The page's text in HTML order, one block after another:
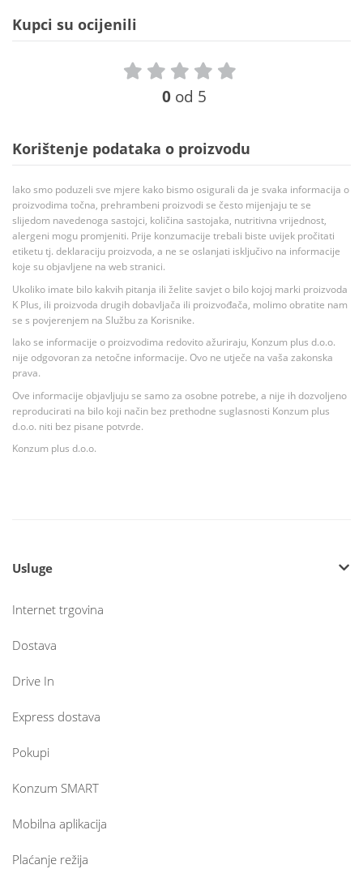
Kupci su ocijenili
0 od 5
Korištenje podataka o proizvodu
Iako smo poduzeli sve mjere kako bismo osigurali da je svaka informacija o
proizvodima točna, prehrambeni proizvodi se često mijenjaju te se
slijedom navedenoga sastojci, količina sastojaka, nutritivna vrijednost,
alergeni mogu promjeniti. Prije konzumacije trebali biste uvijek pročitati
etiketu tj. deklaraciju proizvoda, a ne se oslanjati isključivo na informacije
koje su objavljene na web stranici.
Ukoliko imate bilo kakvih pitanja ili želite savjet o bilo kojoj marki proizvoda
K Plus, ili proizvoda drugih dobavljača ili proizvođača, molimo obratite nam
se s povjerenjem na Službu za Korisnike.
Iako se informacije o proizvodima redovito ažuriraju, Konzum plus d.o.o.
nije odgovoran za netočne informacije. Ovo ne utječe na vaša zakonska
prava.
Ove informacije objavljuju se samo za osobne potrebe, a nije ih dozvoljeno
reproducirati na bilo koji način bez prethodne suglasnosti Konzum plus
d.o.o. niti bez pisane potvrde.
Konzum plus d.o.o.
Usluge
Internet trgovina
Dostava
Drive In
Express dostava
Pokupi
Konzum SMART
Mobilna aplikacija
Plaćanje režija